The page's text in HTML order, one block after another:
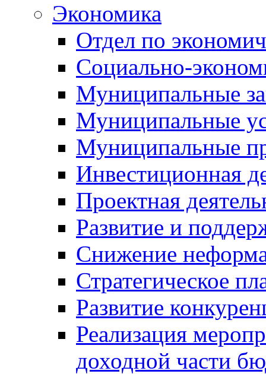
Экономика
Отдел по
Социально-
Муниципальные
Муниципальные
Муниципальные
Инвестиционная
Проектная
Развитие и
Снижение
Стратегическое
Развитие
Реализация
доходной части